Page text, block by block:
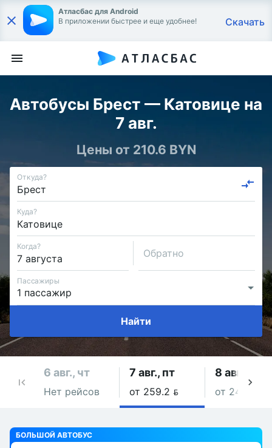
Атласбас для Android
В приложении быстрее и еще удобнее!
Скачать
Автобусы Брест — Катовице на
7 авг.
Цены от 210.6 BYN
Откуда?
Куда?
Когда?
Обратно
Пассажиры
Найти
6 авг., чт
Нет рейсов
7 авг., пт
от 259.2 
8 авг., сб
от 243 
БОЛЬШОЙ АВТОБУС